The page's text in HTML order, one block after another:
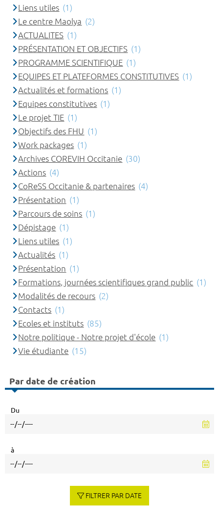
Liens utiles (1)
Le centre Maolya (2)
ACTUALITES (1)
PRÉSENTATION ET OBJECTIFS (1)
PROGRAMME SCIENTIFIQUE (1)
EQUIPES ET PLATEFORMES CONSTITUTIVES (1)
Actualités et formations (1)
Equipes constitutives (1)
Le projet TIE (1)
Objectifs des FHU (1)
Work packages (1)
Archives COREVIH Occitanie (30)
Actions (4)
CoReSS Occitanie & partenaires (4)
Présentation (1)
Parcours de soins (1)
Dépistage (1)
Liens utiles (1)
Actualités (1)
Présentation (1)
Formations, journées scientifiques grand public (1)
Modalités de recours (2)
Contacts (1)
Ecoles et instituts (85)
Notre politique - Notre projet d'école (1)
Vie étudiante (15)
Par date de création
Du
à
FILTRER PAR DATE